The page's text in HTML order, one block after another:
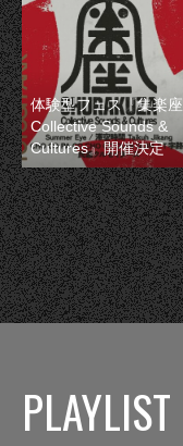
体験型フェス『集楽座
Collective Sounds &
Cultures』開催決定
PLAYLIST